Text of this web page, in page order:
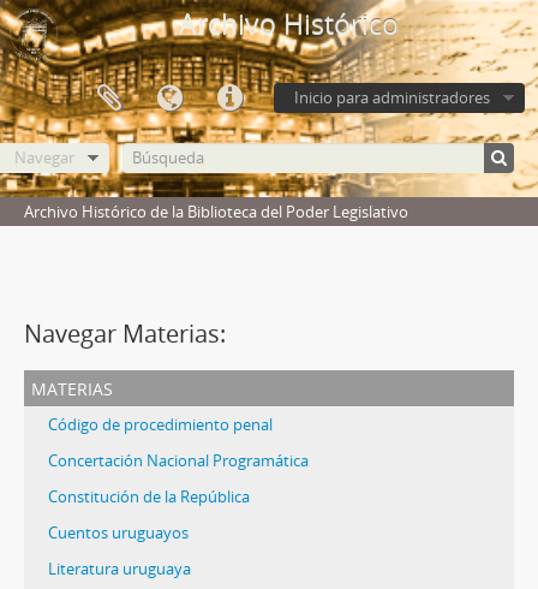
Archivo Histórico
Inicio para administradores
Navegar
Archivo Histórico de la Biblioteca del Poder Legislativo
Navegar Materias:
materias
Código de procedimiento penal
Concertación Nacional Programática
Constitución de la República
Cuentos uruguayos
Literatura uruguaya